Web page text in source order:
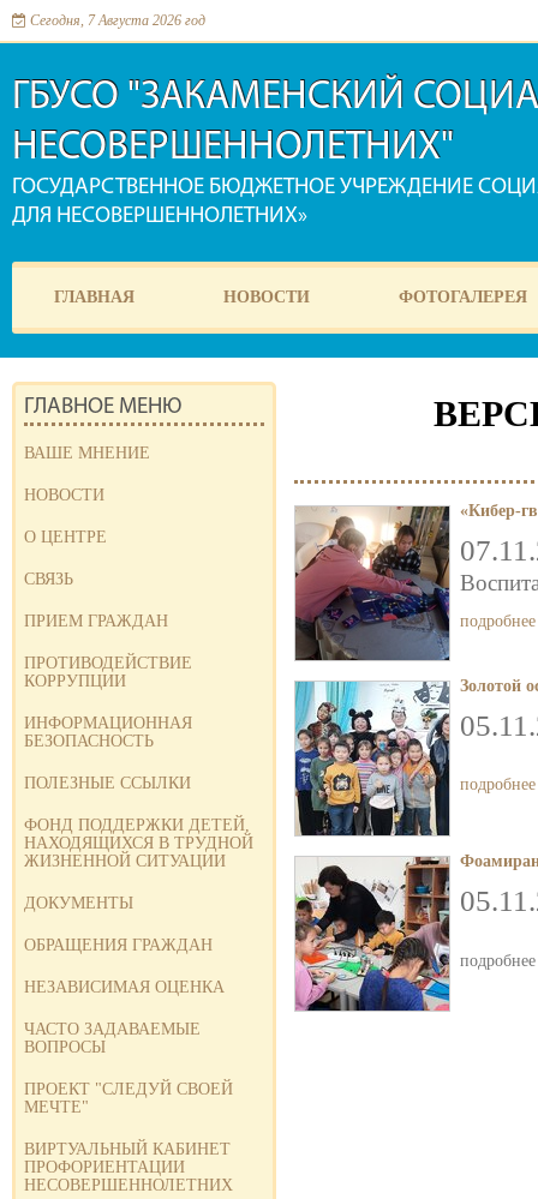
Сегодня, 7 Августа 2026 год
ГБУСО "ЗАКАМЕНСКИЙ
НЕСОВЕРШЕННОЛЕТНИХ"
ГОСУДАРСТВЕННОЕ БЮДЖЕТНОЕ УЧРЕЖДЕНИЕ
ДЛЯ НЕСОВЕРШЕННОЛЕТНИХ»
ГЛАВНАЯ НОВОСТИ ФОТОГАЛЕРЕЯ
ГЛАВНОЕ МЕНЮ
ВАШЕ МНЕНИЕ
НОВОСТИ
О ЦЕНТРЕ
СВЯЗЬ
ПРИЕМ ГРАЖДАН
ПРОТИВОДЕЙСТВИЕ
КОРРУПЦИИ
ИНФОРМАЦИОННАЯ
БЕЗОПАСНОСТЬ
ПОЛЕЗНЫЕ ССЫЛКИ
ФОНД ПОДДЕРЖКИ ДЕТЕЙ,
НАХОДЯЩИХСЯ В ТРУДНОЙ
ЖИЗНЕННОЙ СИТУАЦИИ
ДОКУМЕНТЫ
ОБРАЩЕНИЯ ГРАЖДАН
НЕЗАВИСИМАЯ ОЦЕНКА
ЧАСТО ЗАДАВАЕМЫЕ
ВОПРОСЫ
ПРОЕКТ "СЛЕДУЙ СВОЕЙ
МЕЧТЕ"
ВИРТУАЛЬНЫЙ КАБИНЕТ
ПРОФОРИЕНТАЦИИ
НЕСОВЕРШЕННОЛЕТНИХ
«Кибер-
подробнее
Золотой
подробнее
подробнее